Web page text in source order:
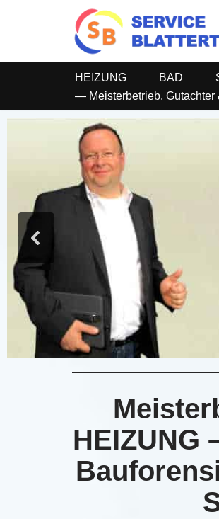
HEIZUNG BAD
— Meisterbetrieb, Gutachter
HEIZUNG